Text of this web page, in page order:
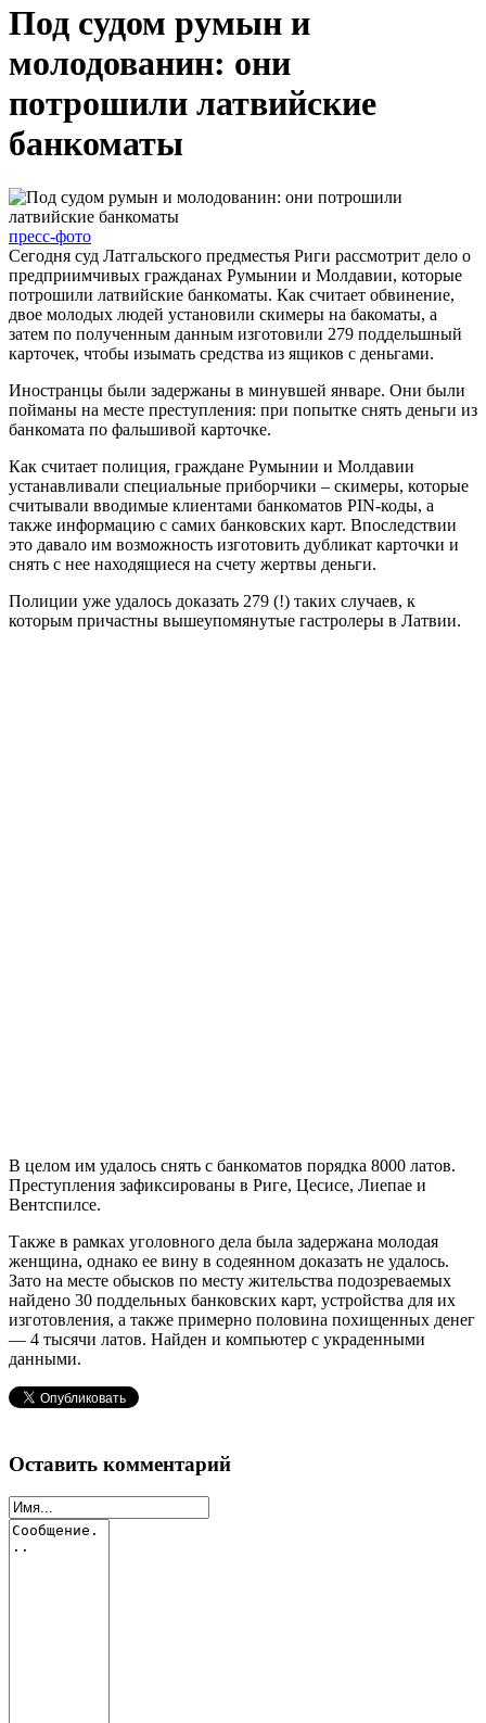
Под судом румын и
молодованин: они
потрошили латвийские
банкоматы
пресс-фото
Сегодня суд Латгальского предместья Риги рассмотрит дело о
предприимчивых гражданах Румынии и Молдавии, которые
потрошили латвийские банкоматы. Как считает обвинение,
двое молодых людей установили скимеры на бакоматы, а
затем по полученным данным изготовили 279 поддельшный
карточек, чтобы изымать средства из ящиков с деньгами.
Иностранцы были задержаны в минувшей январе. Они были
пойманы на месте преступления: при попытке снять деньги из
банкомата по фальшивой карточке.
Как считает полиция, граждане Румынии и Молдавии
устанавливали специальные приборчики – скимеры, которые
считывали вводимые клиентами банкоматов PIN-коды, а
также информацию с самих банковских карт. Впоследствии
это давало им возможность изготовить дубликат карточки и
снять с нее находящиеся на счету жертвы деньги.
Полиции уже удалось доказать 279 (!) таких случаев, к
которым причастны вышеупомянутые гастролеры в Латвии.
В целом им удалось снять с банкоматов порядка 8000 латов.
Преступления зафиксированы в Риге, Цесисе, Лиепае и
Вентспилсе.
Также в рамках уголовного дела была задержана молодая
женщина, однако ее вину в содеянном доказать не удалось.
Зато на месте обысков по месту жительства подозреваемых
найдено 30 поддельных банковских карт, устройства для их
изготовления, а также примерно половина похищенных денег
— 4 тысячи латов. Найден и компьютер с украденными
данными.
Оставить комментарий